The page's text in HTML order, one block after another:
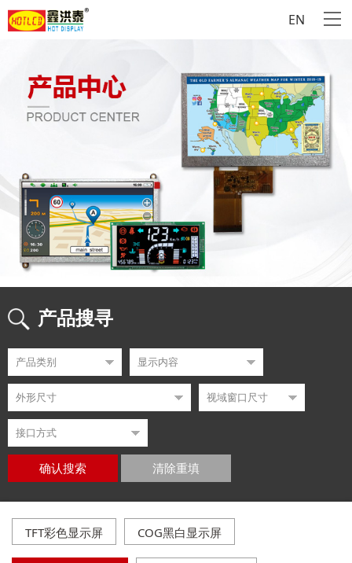
EN
产品搜寻
确认搜索 清除重填
TFT彩色显示屏 COG黑白显示屏